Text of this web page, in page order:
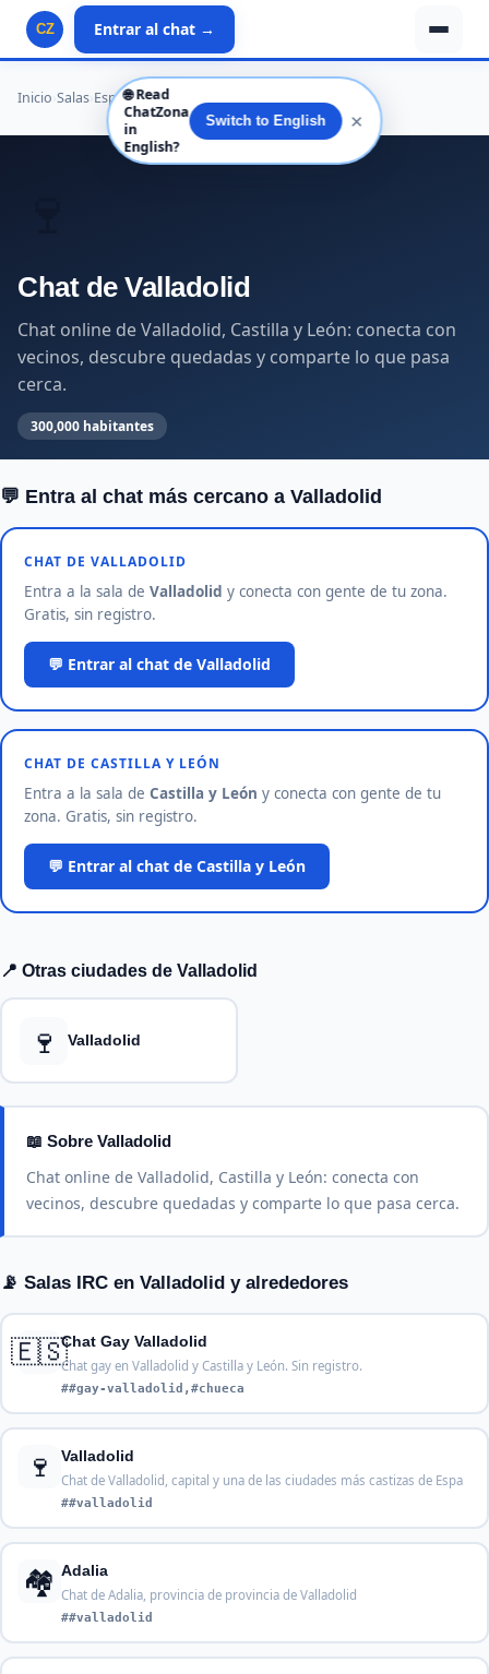
CZ Entrar al chat →
Inicio Salas España›Castilla y León Valladolid
Chat de Valladolid
Chat online de Valladolid, Castilla y León: conecta con
vecinos, descubre quedadas y comparte lo que pasa
cerca.
300,000 habitantes
💬 Entra al chat más cercano a Valladolid
CHAT DE VALLADOLID
Entra a la sala de Valladolid y conecta con gente de tu zona.
Gratis, sin registro.
💬 Entrar al chat de Valladolid
CHAT DE CASTILLA Y LEÓN
Entra a la sala de Castilla y León y conecta con gente de tu
zona. Gratis, sin registro.
💬 Entrar al chat de Castilla y León
📍 Otras ciudades de Valladolid
🍷 Valladolid
📖 Sobre Valladolid
Chat online de Valladolid, Castilla y León: conecta con
vecinos, descubre quedadas y comparte lo que pasa cerca.
📡 Salas IRC en Valladolid y alrededores
🇪🇸Chat Gay Valladolid
Chat gay en Valladolid y Castilla y León. Sin registro.
##gay-valladolid,#chueca
🍷
Valladolid
Chat de Valladolid, capital y una de las ciudades más castizas de Espa
##valladolid
🏘️ Adalia
Chat de Adalia, provincia de provincia de Valladolid
##valladolid
🌐 Read
ChatZona
in
English?
Switch to English ✕